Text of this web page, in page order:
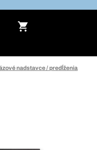
nadstavce / predĺženia